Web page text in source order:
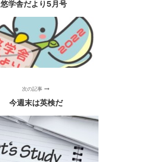
悠学舎だより5月号
次の記事
今週末は英検だ